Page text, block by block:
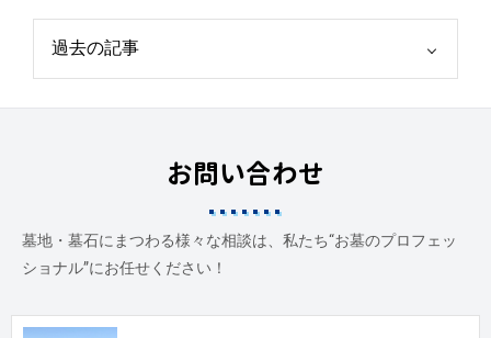
お問い合わせ
墓地・墓石にまつわる様々な相談は、私たち“お墓のプロフェッ
ショナル”にお任せください！